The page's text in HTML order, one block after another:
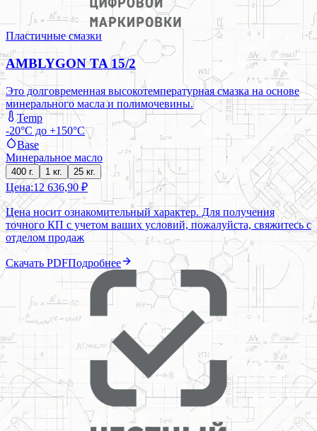
Пластичные смазки
AMBLYGON TA 15/2
Это долговременная высокотемпературная смазка на основе
минерального масла и полимочевины.
Temp
-20°C до +150°C
Base
Минеральное масло
400 г. 1 кг. 25 кг.
Цена:12 636,90 ₽
Цена носит ознакомительный характер. Для получения
точного КП с учетом ваших условий, пожалуйста, свяжитесь с
отделом продаж
Скачать PDFПодробнее